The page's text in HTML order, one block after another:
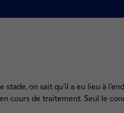
stade, on sait qu’il a eu lieu à
cours de traitement. Seul le